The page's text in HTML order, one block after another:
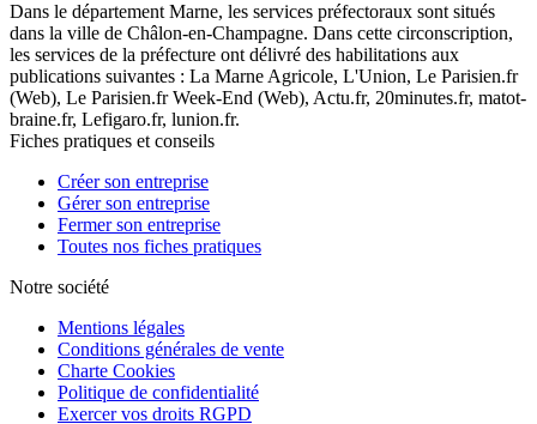
Dans le département Marne, les services préfectoraux sont situés
dans la ville de Châlon-en-Champagne. Dans cette circonscription,
les services de la préfecture ont délivré des habilitations aux
publications suivantes : La Marne Agricole, L'Union, Le Parisien.fr
(Web), Le Parisien.fr Week-End (Web), Actu.fr, 20minutes.fr, matot-
braine.fr, Lefigaro.fr, lunion.fr.
Fiches pratiques et conseils
Créer son entreprise
Gérer son entreprise
Fermer son entreprise
Toutes nos fiches pratiques
Notre société
Mentions légales
Conditions générales de vente
Charte Cookies
Politique de confidentialité
Exercer vos droits RGPD